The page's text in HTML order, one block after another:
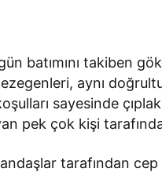
batımını takiben
aynı
sayesinde
pek çok kişi
tarafından